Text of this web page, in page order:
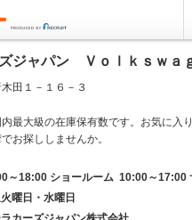
ジャパン Ｖｏｌｋｓｗａ
田１－１６－３
内最大級の在庫保有数です。お気に入
でお探ししませんか。
～18:00 ショールーム 10:00～17:00
曜日・水曜日